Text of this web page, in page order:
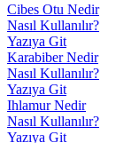
Cibes Otu Nedir
Nasıl Kullanılır?
Yazıya Git
Karabiber Nedir
Nasıl Kullanılır?
Yazıya Git
Ihlamur Nedir
Nasıl Kullanılır?
Yazıya Git